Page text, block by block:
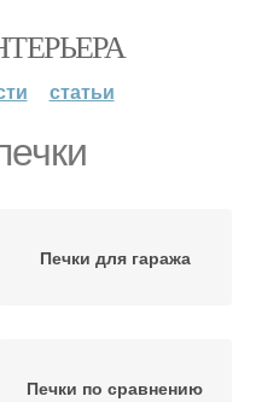
статьи
Печки для гаража
Печки по сравнению